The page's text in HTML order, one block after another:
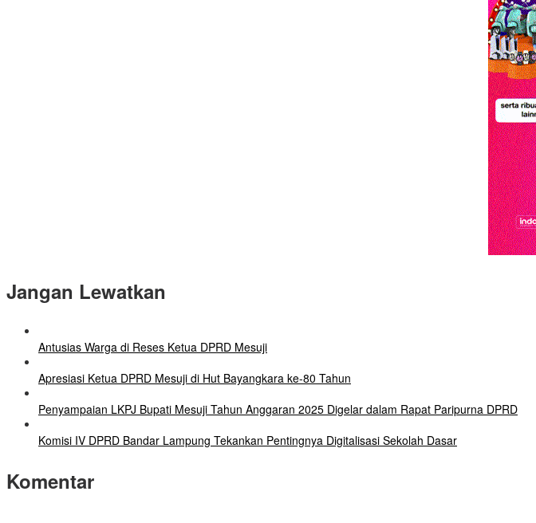
Jangan Lewatkan
Antusias Warga di Reses Ketua DPRD Mesuji
Apresiasi Ketua DPRD Mesuji di Hut Bayangkara ke-80 Tahun
Penyampaian LKPJ Bupati Mesuji Tahun Anggaran 2025 Digelar dalam Rapat Paripurna DPRD
Komisi IV DPRD Bandar Lampung Tekankan Pentingnya Digitalisasi Sekolah Dasar
Komentar